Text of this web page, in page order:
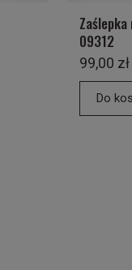
09312
99,00 zł
Do